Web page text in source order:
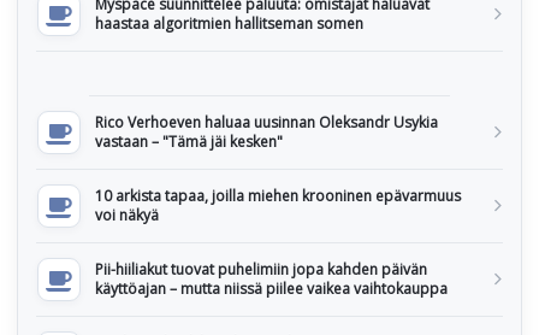
Myspace suunnittelee paluuta: omistajat haluavat
haastaa algoritmien hallitseman somen
Rico Verhoeven haluaa uusinnan Oleksandr Usykia
vastaan – "Tämä jäi kesken"
10 arkista tapaa, joilla miehen krooninen epävarmuus
voi näkyä
Pii-hiiliakut tuovat puhelimiin jopa kahden päivän
käyttöajan – mutta niissä piilee vaikea vaihtokauppa